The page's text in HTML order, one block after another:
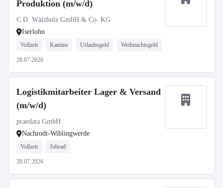
Produktion (m/w/d)
C.D. Wälzholz GmbH & Co. KG
Iserlohn
Vollzeit Kantine Urlaubsgeld Weihnachtsgeld
28.07.2026
Logistikmitarbeiter Lager & Versand
(m/w/d)
praedata GmbH
Nachrodt-Wiblingwerde
Vollzeit Jobrad
28.07.2026